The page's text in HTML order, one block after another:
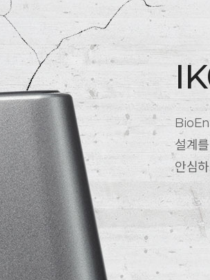
설계
안심